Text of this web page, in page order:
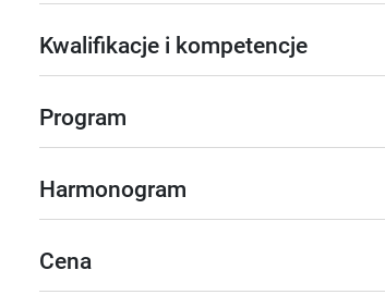
Kwalifikacje i kompetencje
Program
Harmonogram
Cena